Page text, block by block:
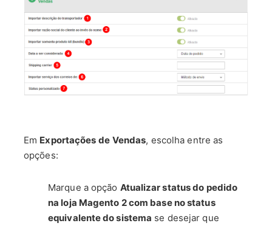
Em Exportações de Vendas, escolha entre as
opções:
Marque a opção Atualizar status do pedido
na loja Magento 2 com base no status
equivalente do sistema se desejar que